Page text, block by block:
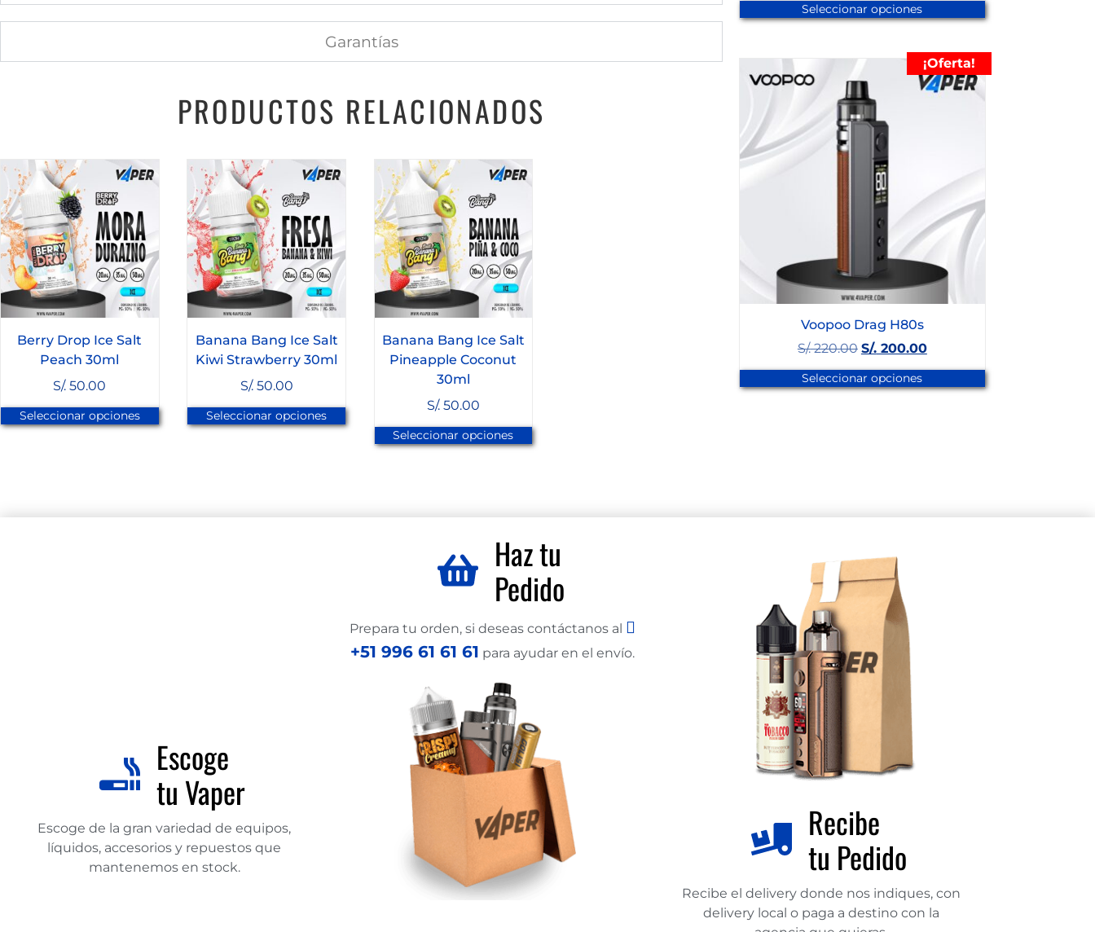
Garantías
PRODUCTOS RELACIONADOS
Berry Drop Ice Salt
Peach 30ml
S/. 50.00
Seleccionar opciones
Banana Bang Ice Salt
Kiwi Strawberry 30ml
S/.50.00
Seleccionar opciones
Banana Bang Ice Salt
Pineapple Coconut
30ml
S/.50.00
Seleccionar opciones
Seleccionar opciones
¡Oferta!
Voopoo Drag H80s
S/.220.00 S/.200.00
Seleccionar opciones
Escoge
tu Vaper
Escoge de la gran variedad de equipos,
líquidos, accesorios y repuestos que
mantenemos en stock.
Haz tu
Pedido
Prepara tu orden, si deseas contáctanos al
+51 996 61 61 61 para ayudar en el envío.
Recibe
tu Pedido
Recibe el delivery donde nos indiques, con
delivery local o paga a destino con la